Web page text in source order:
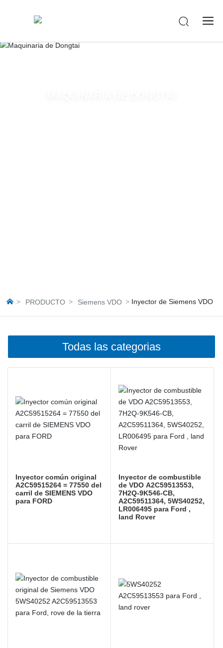
PRODUCTO Siemens VDO Inyector de Siemens VDO
Todas las categorias
Inyector común original
A2C59515264 = 77550 del
carril de SIEMENS VDO
para FORD
Inyector de combustible
de VDO A2C59513553,
7H2Q-9K546-CB,
A2C59511364, 5WS40252,
LR006495 para Ford ,
land Rover